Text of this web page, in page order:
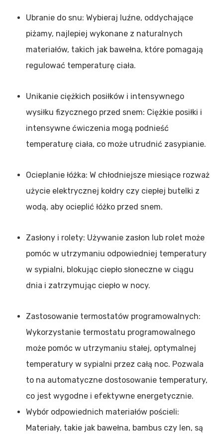
Ubranie do snu: Wybieraj luźne, oddychające
piżamy, najlepiej wykonane z naturalnych
materiałów, takich jak bawełna, które pomagają
regulować temperaturę ciała.
Unikanie ciężkich posiłków i intensywnego
wysiłku fizycznego przed snem: Ciężkie posiłki i
intensywne ćwiczenia mogą podnieść
temperaturę ciała, co może utrudnić zasypianie.
Ocieplanie łóżka: W chłodniejsze miesiące rozważ
użycie elektrycznej kołdry czy ciepłej butelki z
wodą, aby ocieplić łóżko przed snem.
Zasłony i rolety: Używanie zasłon lub rolet może
pomóc w utrzymaniu odpowiedniej temperatury
w sypialni, blokując ciepło słoneczne w ciągu
dnia i zatrzymując ciepło w nocy.
Zastosowanie termostatów programowalnych:
Wykorzystanie termostatu programowalnego
może pomóc w utrzymaniu stałej, optymalnej
temperatury w sypialni przez całą noc. Pozwala
to na automatyczne dostosowanie temperatury,
co jest wygodne i efektywne energetycznie.
Wybór odpowiednich materiałów pościeli:
Materiały, takie jak bawełna, bambus czy len, są